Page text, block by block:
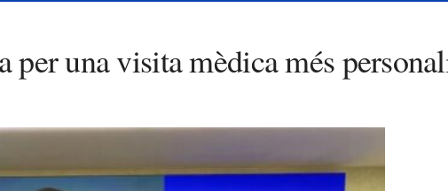
per una visita mèdica més